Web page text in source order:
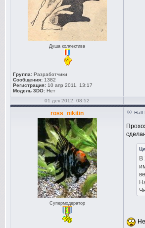
Душа коллектива
Группа: Разработчики
Сообщения: 1382
Регистрация: 10 апр 2011, 13:17
Модель 3DO: Нет
01 дек 2012, 08:52
ross_nikitin
Супермодератор
В